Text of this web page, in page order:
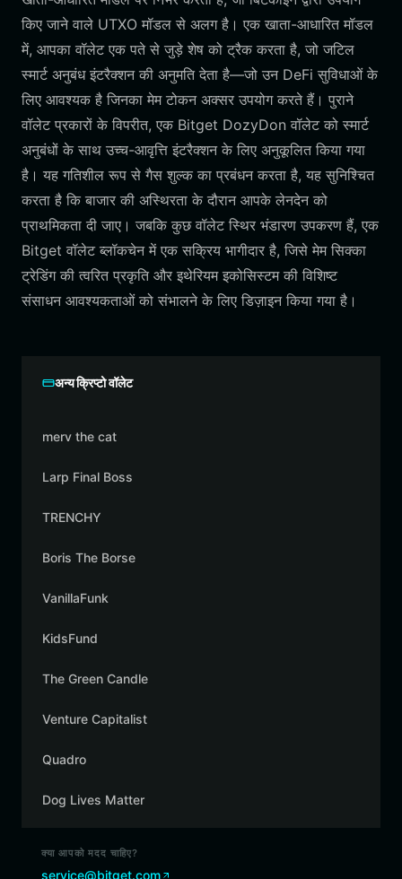
किए जाने वाले UTXO मॉडल से अलग है। एक खाता-आधारित मॉडल
में, आपका वॉलेट एक पते से जुड़े शेष को ट्रैक करता है, जो जटिल
स्मार्ट अनुबंध इंटरैक्शन की अनुमति देता है—जो उन DeFi सुविधाओं के
लिए आवश्यक है जिनका मेम टोकन अक्सर उपयोग करते हैं। पुराने
वॉलेट प्रकारों के विपरीत, एक Bitget DozyDon वॉलेट को स्मार्ट
अनुबंधों के साथ उच्च-आवृत्ति इंटरैक्शन के लिए अनुकूलित किया गया
है। यह गतिशील रूप से गैस शुल्क का प्रबंधन करता है, यह सुनिश्चित
करता है कि बाजार की अस्थिरता के दौरान आपके लेनदेन को
प्राथमिकता दी जाए। जबकि कुछ वॉलेट स्थिर भंडारण उपकरण हैं, एक
Bitget वॉलेट ब्लॉकचेन में एक सक्रिय भागीदार है, जिसे मेम सिक्का
ट्रेडिंग की त्वरित प्रकृति और इथेरियम इकोसिस्टम की विशिष्ट
संसाधन आवश्यकताओं को संभालने के लिए डिज़ाइन किया गया है।
अन्य क्रिप्टो वॉलेट
merv the cat
Larp Final Boss
TRENCHY
Boris The Borse
VanillaFunk
KidsFund
The Green Candle
Venture Capitalist
Quadro
Dog Lives Matter
क्या आपको मदद चाहिए?
service@bitget.com